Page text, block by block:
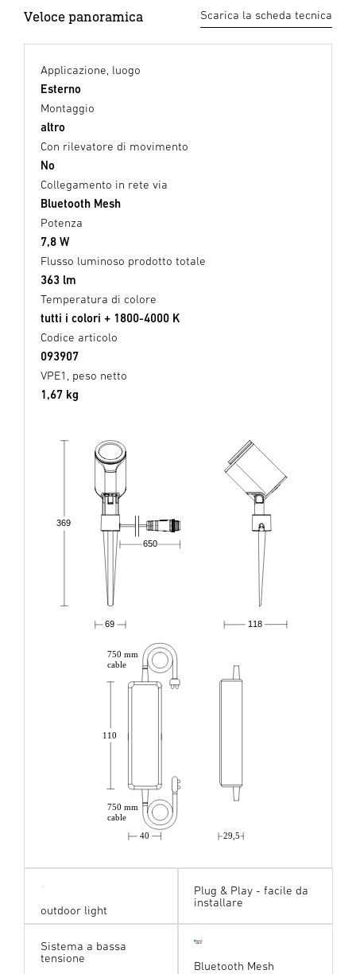
Veloce panoramica Scarica la scheda tecnica
Applicazione, luogo
Esterno
Montaggio
altro
Con rilevatore di movimento
No
Collegamento in rete via
Bluetooth Mesh
Potenza
7,8 W
Flusso luminoso prodotto totale
363 lm
Temperatura di colore
tutti i colori + 1800-4000 K
Codice articolo
093907
VPE1, peso netto
1,67 kg
118
69
369
650
29,5
40
110
750 mm
cable
750 mm
cable
outdoor light
Plug & Play - facile da
installare
Sistema a bassa
tensione
Bluetooth Mesh